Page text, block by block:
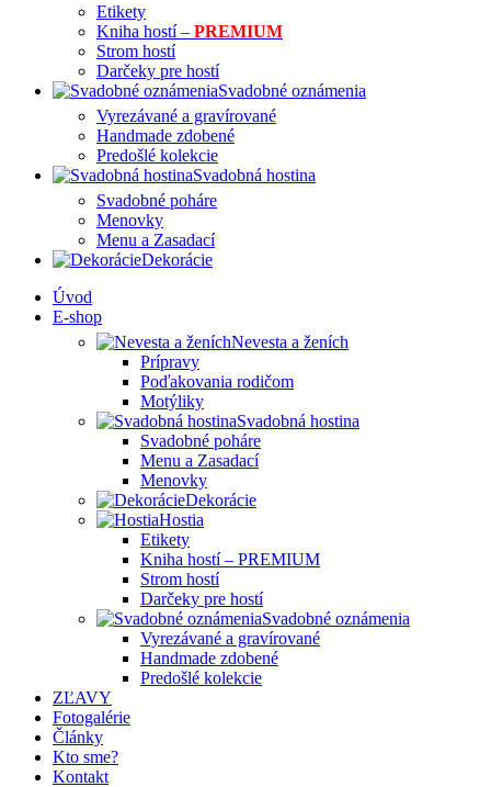
Etikety
Kniha hostí – PREMIUM
Strom hostí
Darčeky pre hostí
Svadobné oznámenia
Vyrezávané a gravírované
Handmade zdobené
Predošlé kolekcie
Svadobná hostina
Svadobné poháre
Menovky
Menu a Zasadací
Dekorácie
Úvod
E-shop
Nevesta a ženích
Prípravy
Poďakovania rodičom
Motýliky
Svadobná hostina
Svadobné poháre
Menu a Zasadací
Menovky
Dekorácie
Hostia
Etikety
Kniha hostí – PREMIUM
Strom hostí
Darčeky pre hostí
Svadobné oznámenia
Vyrezávané a gravírované
Handmade zdobené
Predošlé kolekcie
ZĽAVY
Fotogalérie
Články
Kto sme?
Kontakt